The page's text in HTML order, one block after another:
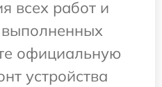
всех работ и
официальную
устройства